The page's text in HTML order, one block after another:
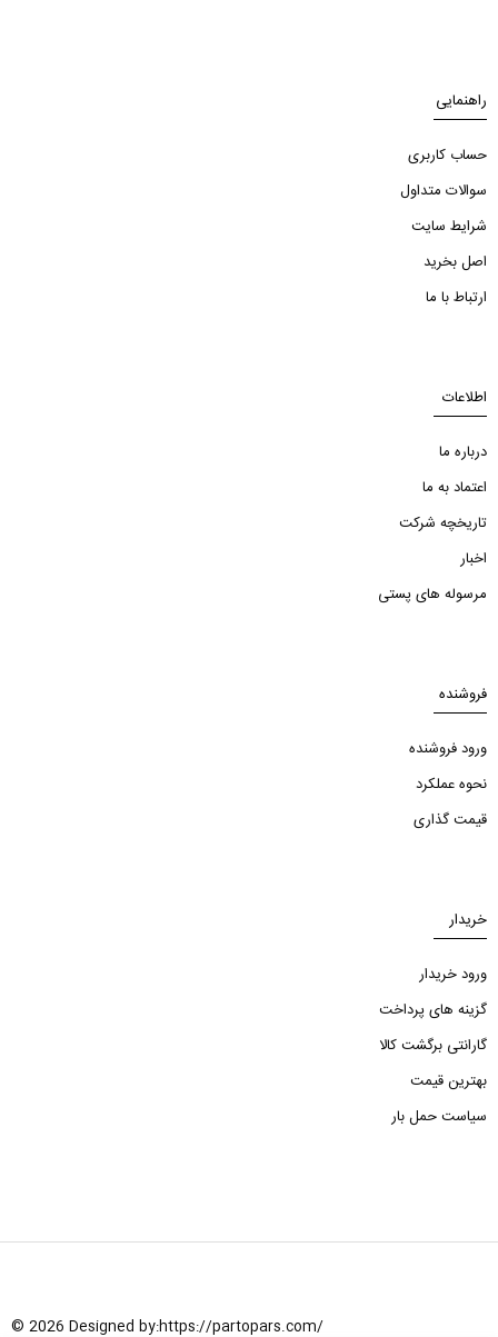
راهنمایی
حساب کاربری
سوالات متداول
شرایط سایت
اصل بخرید
ارتباط با ما
اطلاعات
درباره ما
اعتماد به ما
تاریخچه شرکت
اخبار
مرسوله های پستی
فروشنده
ورود فروشنده
نحوه عملکرد
قیمت گذاری
خریدار
ورود خریدار
گزینه های پرداخت
گارانتی برگشت کالا
بهترین قیمت
سیاست حمل بار
© 2026 Designed by:https://partopars.com/